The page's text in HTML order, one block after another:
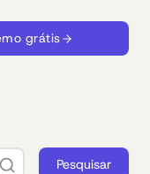
grátis
Pesquisar